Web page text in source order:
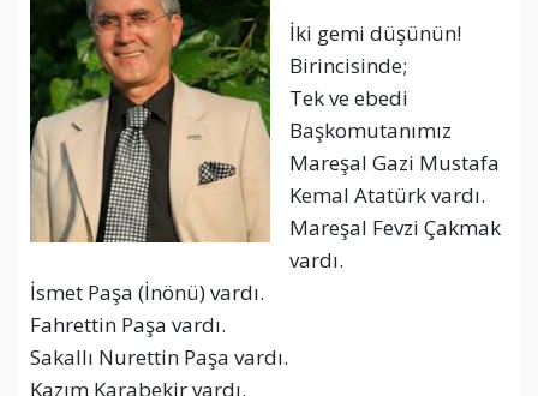
İki gemi düşünün!
Birincisinde;
Tek ve ebedi
Başkomutanımız
Mareşal Gazi Mustafa
Kemal Atatürk vardı.
Mareşal Fevzi Çakmak
vardı.
İsmet Paşa (İnönü) vardı.
Fahrettin Paşa vardı.
Sakallı Nurettin Paşa vardı.
Kazım Karabekir vardı.